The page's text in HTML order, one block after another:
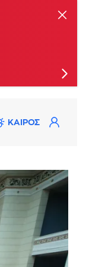
ΚΑΙΡΟΣ